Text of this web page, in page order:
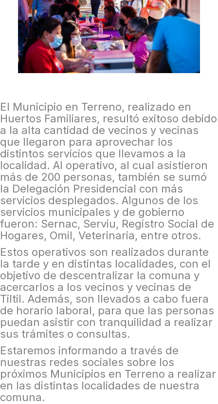
El Municipio en Terreno, realizado en
Huertos Familiares, resultó exitoso debido
a la alta cantidad de vecinos y vecinas
que llegaron para aprovechar los
distintos servicios que llevamos a la
localidad. Al operativo, al cual asistieron
más de 200 personas, también se sumó
la Delegación Presidencial con más
servicios desplegados. Algunos de los
servicios municipales y de gobierno
fueron: Sernac, Serviu, Registro Social de
Hogares, Omil, Veterinaria, entre otros.
Estos operativos son realizados durante
la tarde y en distintas localidades, con el
objetivo de descentralizar la comuna y
acercarlos a los vecinos y vecinas de
Tiltil. Además, son llevados a cabo fuera
de horario laboral, para que las personas
puedan asistir con tranquilidad a realizar
sus trámites o consultas.
Estaremos informando a través de
nuestras redes sociales sobre los
próximos Municipios en Terreno a realizar
en las distintas localidades de nuestra
comuna.